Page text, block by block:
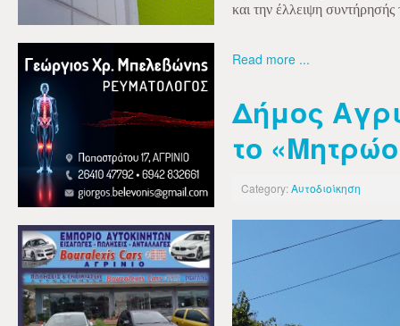
και την έλλειψη συντήρησής
Read more ...
Δήμος
το
Category:Αυτοδιοίκηση